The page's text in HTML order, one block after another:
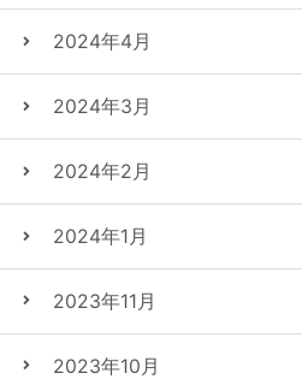
2024年4月
2024年3月
2024年2月
2024年1月
2023年11月
2023年10月